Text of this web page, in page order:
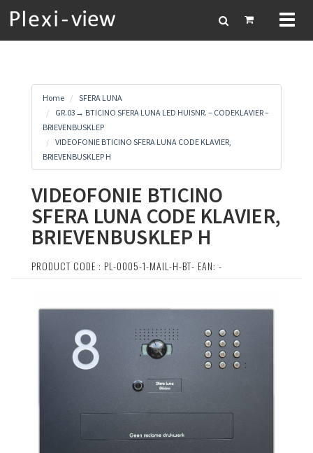
Home
SFERA LUNA
GR.03→ BTICINO SFERA LUNA LED HUISNR. – CODEKLAVIER –
BRIEVENBUSKLEP
VIDEOFONIE BTICINO SFERA LUNA CODE KLAVIER,
BRIEVENBUSKLEP H
VIDEOFONIE BTICINO
SFERA LUNA CODE KLAVIER,
BRIEVENBUSKLEP H
PRODUCT CODE : PL-0005-1-MAIL-H-BT- EAN: -